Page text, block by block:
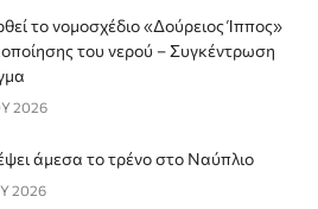
το νομοσχέδιο «Δούρειος Ίππος»
του νερού – Συγκέντρωση
2026
άμεσα το τρένο στο Ναύπλιο
2026